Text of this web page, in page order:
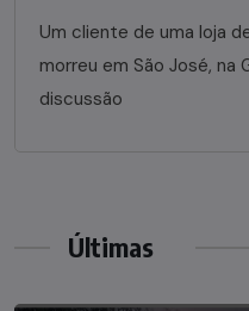
Um cliente de uma loja
morreu em São José, na
discussão
Últimas